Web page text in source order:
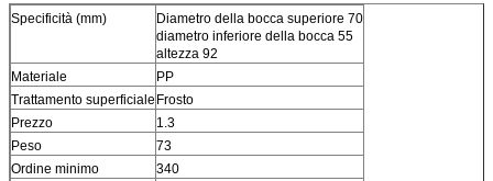
Specificità (mm)
Diametro della bocca superiore 70
diametro inferiore della bocca 55
altezza 92
Materiale
PP
Trattamento superficiale Frosto
Prezzo
1.3
Peso
73
Ordine minimo
340